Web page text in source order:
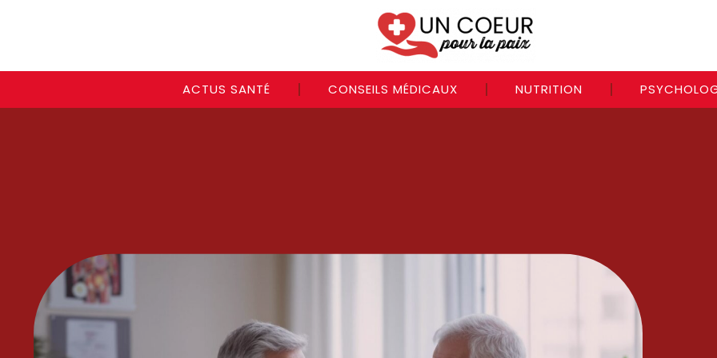
ACTUS SANTÉ CONSEILS MÉDICAUX NUTRITION